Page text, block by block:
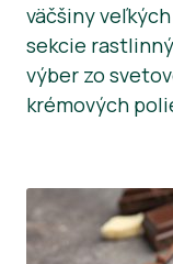
väčšiny
sekcie
výber zo
krémových